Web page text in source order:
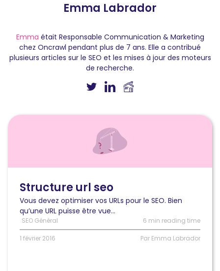
Emma Labrador
Emma était Responsable Communication & Marketing
chez Oncrawl pendant plus de 7 ans. Elle a contribué
plusieurs articles sur le SEO et les mises à jour des moteurs
de recherche.
Lire
SEO
conseils
Structure url seo
Vous devez optimiser vos URLs pour le SEO. Bien
qu’une URL puisse être vue...
SEO Général 6 min reading time
1 février 2016 Par Emma Labrador